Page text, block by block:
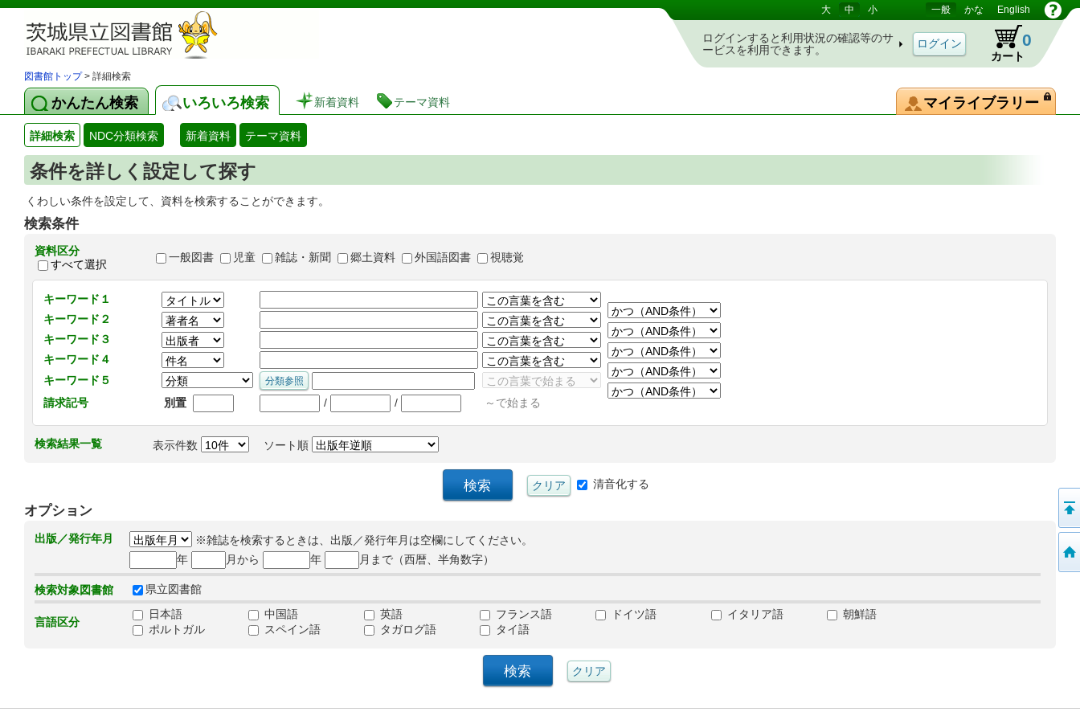
茨城県立図書館 蔵書検索・予約システム 大 中 小 一般 かな English
ログインすると利用状況の確認等のサ
ービスを利用できます。
カート
0
図書館トップ> 詳細検索
かんたん検索 いろいろ検索 新着資料 テーマ資料 マイライブラリー
詳細検索 NDC分類検索 新着資料 テーマ資料
条件を詳しく設定して探す
くわしい条件を設定して、資料を検索することができます。
検索条件
資料区分
すべて選択
一般図書 児童 雑誌・新聞 郷土資料 外国語図書 視聴覚
キーワード１
キーワード２
キーワード３
キーワード４
キーワード５
請求記号
別置 / / ～で始まる
検索結果一覧 表示件数 ソート順
清音化する
オプション
出版／発行年月
※雑誌を検索するときは、出版／発行年月は空欄にしてください。
年
月から 年 月まで（西暦、半角数字）
検索対象図書館 県立図書館
言語区分
日本語 中国語 英語 フランス語 ドイツ語 イタリア語
朝鮮語
ポルトガル
スペイン語 タガログ語 タイ語